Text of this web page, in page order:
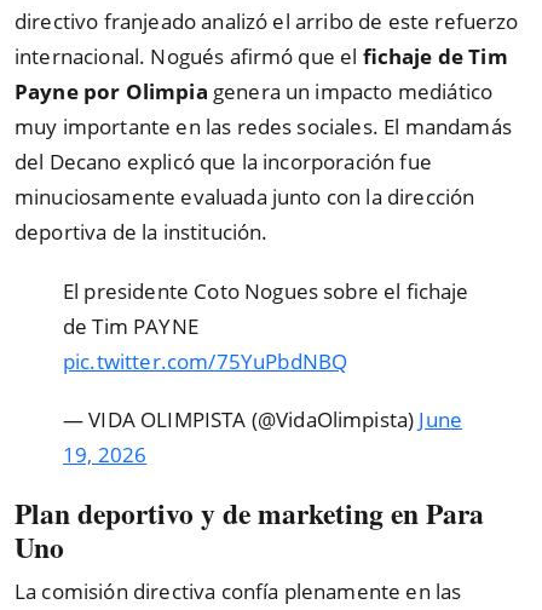
directivo franjeado analizó el arribo de este refuerzo
internacional. Nogués afirmó que el fichaje de Tim
Payne por Olimpia genera un impacto mediático
muy importante en las redes sociales. El mandamás
del Decano explicó que la incorporación fue
minuciosamente evaluada junto con la dirección
deportiva de la institución.
El presidente Coto Nogues sobre el fichaje
de Tim PAYNE
pic.twitter.com/75YuPbdNBQ
— VIDA OLIMPISTA (@VidaOlimpista) June
19, 2026
Plan deportivo y de marketing en Para
Uno
La comisión directiva confía plenamente en las